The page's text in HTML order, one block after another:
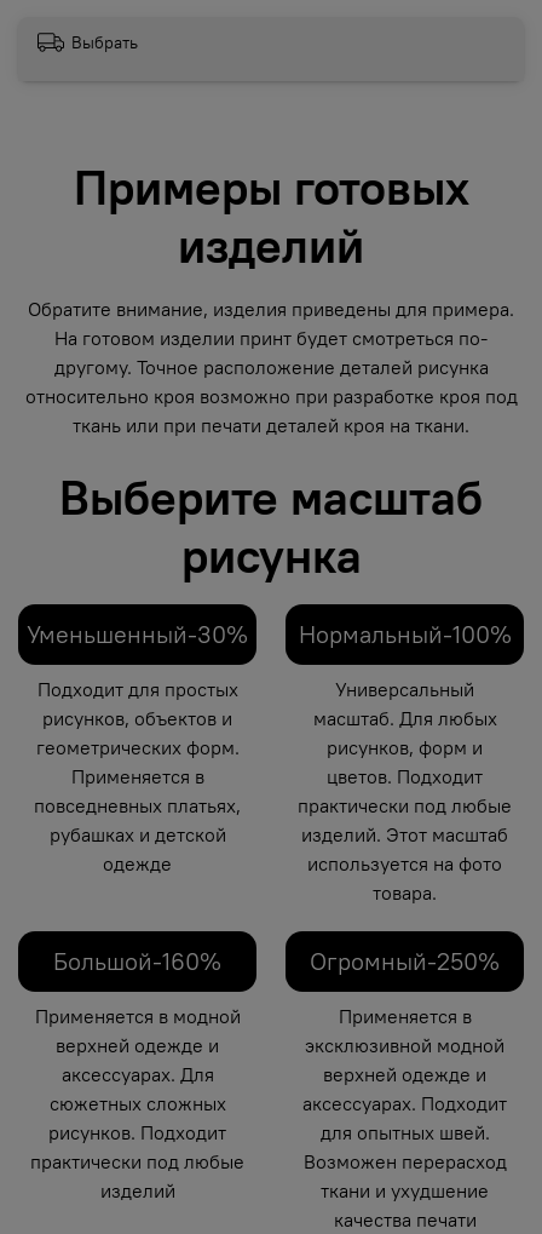
Выбрать
Примеры готовых
изделий
Обратите внимание, изделия приведены для примера.
На готовом изделии принт будет смотреться по-
другому. Точное расположение деталей рисунка
относительно кроя возможно при разработке кроя под
ткань или при печати деталей кроя на ткани.
Выберите масштаб
рисунка
Уменьшенный-30%
Подходит для простых
рисунков, объектов и
геометрических форм.
Применяется в
повседневных платьях,
рубашках и детской
одежде
Нормальный-100%
Универсальный
масштаб. Для любых
рисунков, форм и
цветов. Подходит
практически под любые
изделий. Этот масштаб
используется на фото
товара.
Большой-160%
Применяется в модной
верхней одежде и
аксессуарах. Для
сюжетных сложных
рисунков. Подходит
практически под любые
изделий
Огромный-250%
Применяется в
эксклюзивной модной
верхней одежде и
аксессуарах. Подходит
для опытных швей.
Возможен перерасход
ткани и ухудшение
качества печати